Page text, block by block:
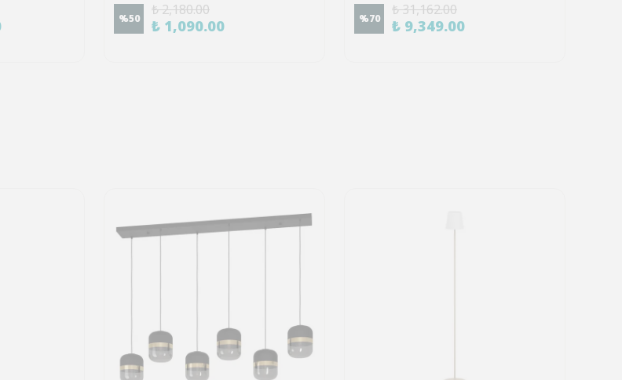
%50
₺ 2,180.00
₺ 1,090.00 %70
₺ 31,162.00
₺ 9,349.00